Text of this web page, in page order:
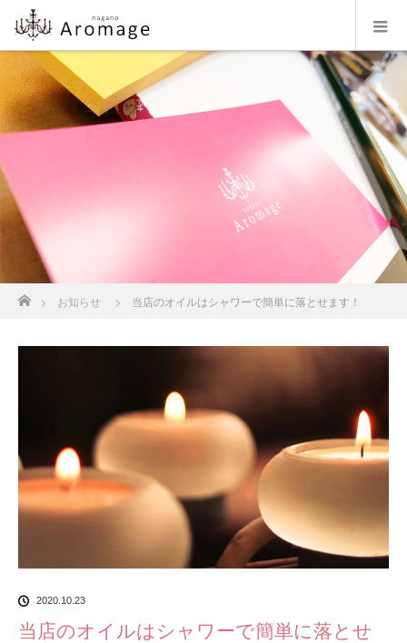
ホーム
お知らせ 当店のオイルはシャワーで簡単に落とせます！
2020.10.23
当店のオイルはシャワーで簡単に落とせ